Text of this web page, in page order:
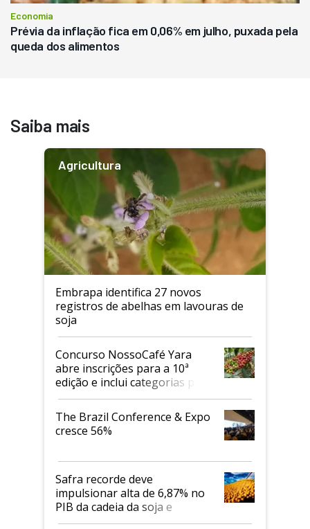
Economia
Prévia da inflação fica em 0,06% em julho, puxada pela
queda dos alimentos
Saiba mais
Agricultura
Embrapa identifica 27 novos
registros de abelhas em lavouras de
soja
Concurso NossoCafé Yara
abre inscrições para a 10ª
edição e inclui categorias para
cafés Canephora
The Brazil Conference & Expo
cresce 56%
Safra recorde deve
impulsionar alta de 6,87% no
PIB da cadeia da soja e
biodiesel em 2026